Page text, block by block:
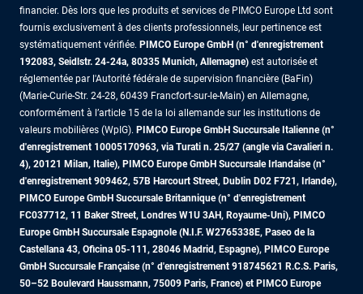
financier. Dès lors que les produits et services de PIMCO Europe Ltd sont
fournis exclusivement à des clients professionnels, leur pertinence est
systématiquement vérifiée. PIMCO Europe GmbH (n° d'enregistrement
192083, Seidlstr. 24-24a, 80335 Munich, Allemagne) est autorisée et
réglementée par l'Autorité fédérale de supervision financière (BaFin)
(Marie-Curie-Str. 24-28, 60439 Francfort-sur-le-Main) en Allemagne,
conformément à l’article 15 de la loi allemande sur les institutions de
valeurs mobilières (WpIG). PIMCO Europe GmbH Succursale Italienne (n°
d'enregistrement 10005170963, via Turati n. 25/27 (angle via Cavalieri n.
4), 20121 Milan, Italie), PIMCO Europe GmbH Succursale Irlandaise (n°
d'enregistrement 909462, 57B Harcourt Street, Dublin D02 F721, Irlande),
PIMCO Europe GmbH Succursale Britannique (n° d'enregistrement
FC037712, 11 Baker Street, Londres W1U 3AH, Royaume-Uni), PIMCO
Europe GmbH Succursale Espagnole (N.I.F. W2765338E, Paseo de la
Castellana 43, Oficina 05-111, 28046 Madrid, Espagne), PIMCO Europe
GmbH Succursale Française (n° d'enregistrement 918745621 R.C.S. Paris,
50–52 Boulevard Haussmann, 75009 Paris, France) et PIMCO Europe